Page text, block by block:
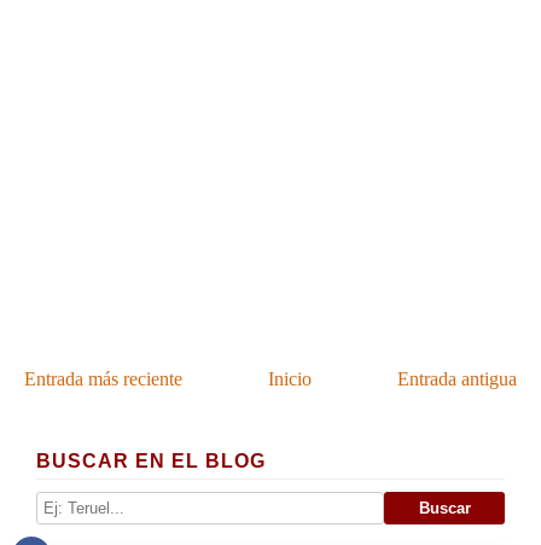
Entrada más reciente Entrada antigua
Inicio
BUSCAR EN EL BLOG